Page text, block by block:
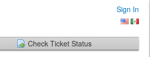
Sign In
Check Ticket Status